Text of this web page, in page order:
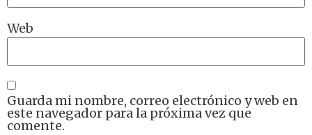
Web
Guarda mi nombre, correo electrónico y web en
este navegador para la próxima vez que
comente.